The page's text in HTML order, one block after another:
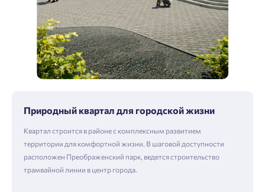
Природный квартал для городской жизни
Квартал строится в районе с комплексным развитием
территории для комфортной жизни. В шаговой доступности
расположен Преображенский парк, ведется строительство
трамвайной линии в центр города.